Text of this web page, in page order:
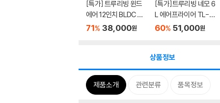
[특가] 트루리빙 윈드
에어 12인치 BLDC 선
풍기 T...
71% 38,000원
[특가]트루리빙 네모 6
L 에어프라이어 TL-A
F6023
60% 51,000원
상품정보
제품소개 관련분류 품목정보